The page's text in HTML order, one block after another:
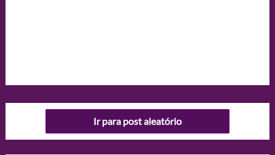
Ir para post aleatório